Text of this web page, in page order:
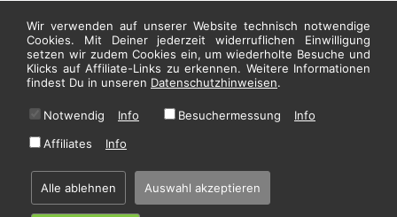
Veggie Box, 24 Stück 19,90 €*
i
8 x Maki mit Frischkäse, Rucola, Gurke
8 x California Rolls mit Frischkäse, Gurke, Avocado
8 x California Rolls mit Frischkäse, Möhren, Avocado
Jetzt hier bestellen
* Alle Preise in Euro inkl. gesetzl. MwSt. Abbildungen können ggf. abweichen.
Informationen zu Inhalts- und Zusatzstoffen finden Sie unter
Wir verwenden auf unserer Website technisch notwendige
Cookies. Mit Deiner jederzeit widerruflichen Einwilligung
setzen wir zudem Cookies ein, um wiederholte Besuche und
Klicks auf Affiliate-Links zu erkennen. Weitere Informationen
findest Du in unseren Datenschutzhinweisen.
Notwendig Info Besuchermessung
Info
Affiliates
Info
Alle ablehnen Auswahl akzeptieren